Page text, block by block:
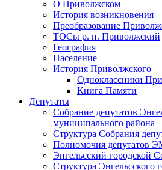
О Приволжском
История возникновения
Преобразование
ТОСы р. п. Приволжский
География
Население
История Приволжского
Одноклассники
Книга Памяти
Депутаты
Собрание депутатов
муниципального района
Структура Собрания
Полномочия депутатов
Энгельсский городской
Структура Энгельсского